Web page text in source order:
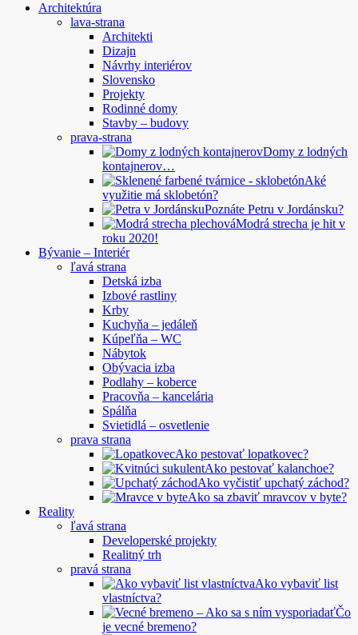
Architektúra
lava-strana
Architekti
Dizajn
Návrhy interiérov
Slovensko
Projekty
Rodinné domy
Stavby – budovy
prava-strana
Domy z lodných
kontajnerov…
Aké
využitie má sklobetón?
Poznáte Petru v Jordánsku?
Modrá strecha je hit v
roku 2020!
Bývanie – Interiér
ľavá strana
Detská izba
Izbové rastliny
Krby
Kuchyňa – jedáleň
Kúpeľňa – WC
Nábytok
Obývacia izba
Podlahy – koberce
Pracovňa – kancelária
Spálňa
Svietidlá – osvetlenie
prava strana
Ako pestovať lopatkovec?
Ako pestovať kalanchoe?
Ako vyčistiť upchatý záchod?
Ako sa zbaviť mravcov v byte?
Reality
ľavá strana
Developerské projekty
Realitný trh
pravá strana
Ako vybaviť list
vlastníctva?
Čo
je vecné bremeno?